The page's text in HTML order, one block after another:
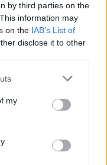
by third parties on the
information may
on the IAB’s List of
disclose it to other
my